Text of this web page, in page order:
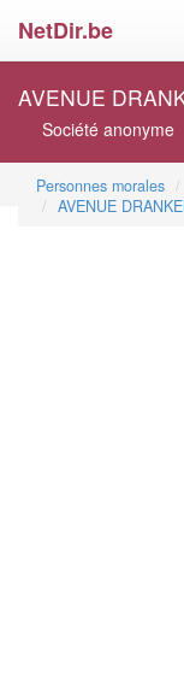
NetDir.be
AVENUE
Société anonyme
Personnes morales
AVENUE